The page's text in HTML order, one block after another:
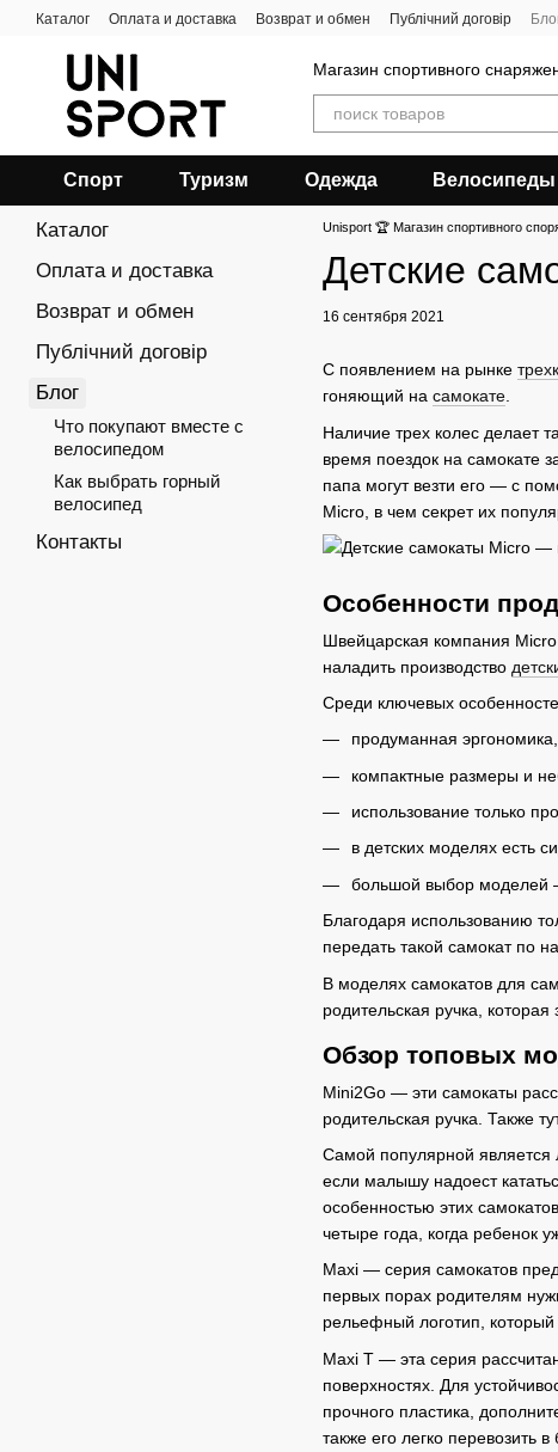
Перейти к основному контенту
Каталог Оплата и доставка Возврат и обмен Публічний договір
Магазин спортивного
Спорт Туризм Одежда Велосипеды
Unisport 🏆 Магазин спортивного
Детские
16 сентября 2021
С появлением на рынке
гоняющий на самокате.
Наличие трех колес делает
время поездок на самокате
папа могут везти его — с
Micro, в чем секрет их
Особенности
Швейцарская компания
наладить производство
Среди ключевых
продуманная эргономика,
компактные размеры и
использование только
в детских моделях есть
большой выбор моделей
Благодаря использованию
передать такой самокат по
В моделях самокатов для
родительская ручка,
Обзор топовых
Mini2Go — эти самокаты
родительская ручка. Также
Самой популярной является
если малышу надоест
особенностью этих
четыре года, когда ребенок
Maxi — серия самокатов
первых порах родителям
рельефный логотип,
Maxi T — эта серия
поверхностях. Для
прочного пластика,
также его легко перевозить
Каталог
Оплата и доставка
Возврат и обмен
Публічний договір
Блог
Что покупают вместе с
велосипедом
Как выбрать горный
велосипед
Контакты